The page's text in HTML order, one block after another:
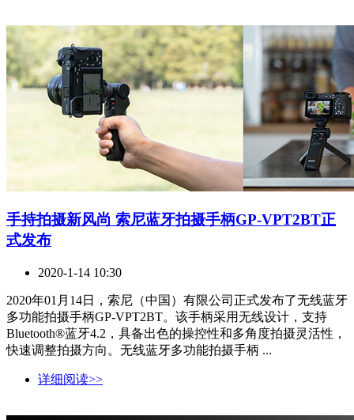
手持拍摄新风尚 索尼蓝牙拍摄手柄GP-VPT2BT正
式发布
2020-1-14 10:30
2020年01月14日，索尼（中国）有限公司正式发布了无线蓝牙
多功能拍摄手柄GP-VPT2BT。该手柄采用无线设计，支持
Bluetooth®蓝牙4.2，具备出色的操控性和多角度拍摄灵活性，
快速调整拍摄方向。无线蓝牙多功能拍摄手柄 ...
详细阅读>>